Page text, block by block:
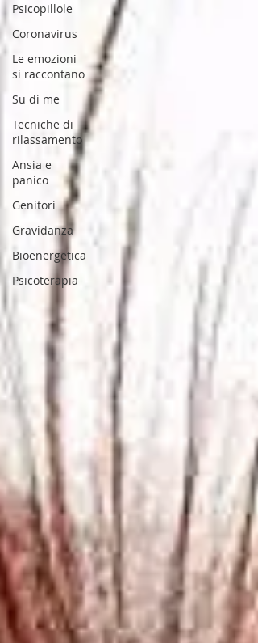
Psicopillole
Coronavirus
Le emozioni
si raccontano
Su di me
Tecniche di
rilassamento
Ansia e
panico
Genitori
Gravidanza
Bioenergetica
Psicoterapia